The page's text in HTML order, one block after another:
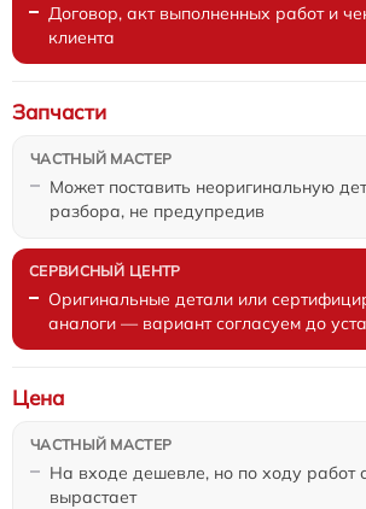
Договор, акт выполненных работ и
клиента
Может поставить неоригинальную
разбора, не предупредив
Запчасти
Оригинальные детали или
аналоги — вариант согласуем до
На входе дешевле, но по ходу работ
вырастает
Цена